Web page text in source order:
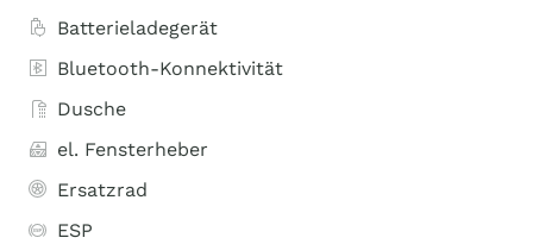
Batterieladegerät
Bluetooth-Konnektivität
Dusche
el. Fensterheber
Ersatzrad
ESP